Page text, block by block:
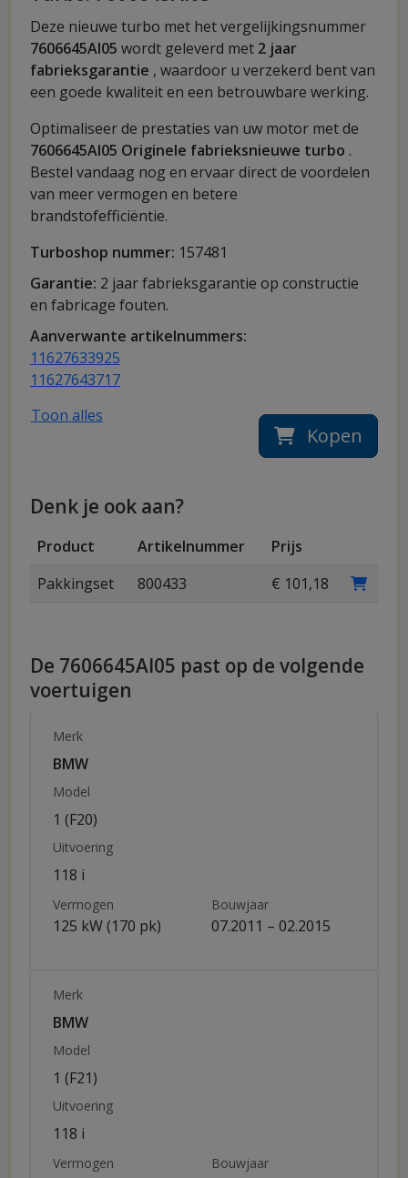
Deze nieuwe turbo met het vergelijkingsnummer
7606645AI05 wordt geleverd met 2 jaar
fabrieksgarantie , waardoor u verzekerd bent van
een goede kwaliteit en een betrouwbare werking.
Optimaliseer de prestaties van uw motor met de
7606645AI05 Originele fabrieksnieuwe turbo .
Bestel vandaag nog en ervaar direct de voordelen
van meer vermogen en betere
brandstofefficiëntie.
Turboshop nummer: 157481
Garantie: 2 jaar fabrieksgarantie op constructie
en fabricage fouten.
Aanverwante artikelnummers:
11627633925
11627643717
Toon alles
Kopen
Denk je ook aan?
Product Artikelnummer
Prijs
Pakkingset
800433 € 101,18
De 7606645AI05 past op de volgende
voertuigen
Merk
BMW
Model
1 (F20)
Uitvoering
118 i
Vermogen
125 kW (170 pk)
Bouwjaar
07.2011 – 02.2015
Merk
BMW
Model
1 (F21)
Uitvoering
118 i
Vermogen Bouwjaar